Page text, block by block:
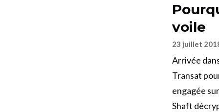
voile
23 juillet
Arrivée
Transat
engagée
Shaft